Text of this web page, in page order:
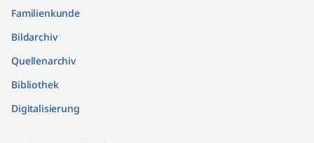
Familienkunde
Bildarchiv
Quellenarchiv
Bibliothek
Digitalisierung